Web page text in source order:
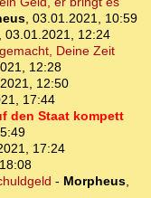
, 03.01.2021, 10:59
03.01.2021, 12:24
Deine Zeit
12:28
12:50
17:44
den Staat kompett
17:24
- Morpheus,